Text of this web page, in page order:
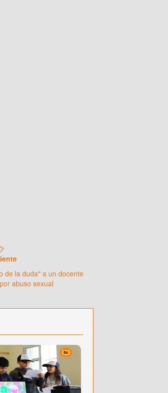
de la duda" a un docente
abuso sexual